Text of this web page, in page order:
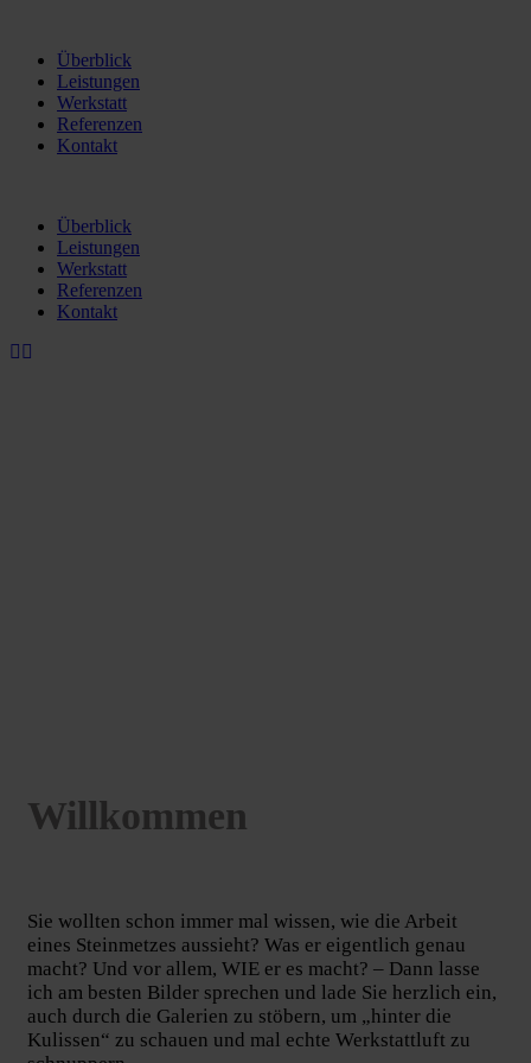
Überblick
Leistungen
Werkstatt
Referenzen
Kontakt
Überblick
Leistungen
Werkstatt
Referenzen
Kontakt
Willkommen
Sie wollten schon immer mal wissen, wie die Arbeit
eines Steinmetzes aussieht? Was er eigentlich genau
macht? Und vor allem, WIE er es macht? – Dann lasse
ich am besten Bilder sprechen und lade Sie herzlich ein,
auch durch die Galerien zu stöbern, um „hinter die
Kulissen“ zu schauen und mal echte Werkstattluft zu